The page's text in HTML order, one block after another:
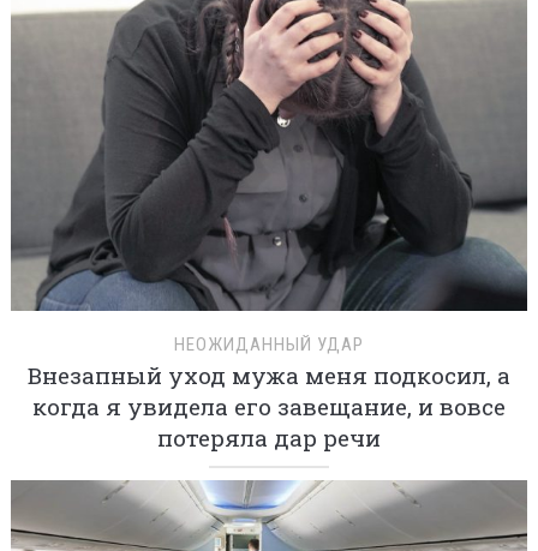
НЕОЖИДАННЫЙ УДАР
Внезапный уход мужа меня подкосил, а
когда я увидела его завещание, и вовсе
потеряла дар речи